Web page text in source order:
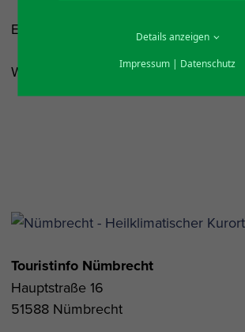
E-Mail: hp.bubenzer@t-online.de
Website: www.bürgerbus-nümbrecht.de
Touristinfo Nümbrecht
Hauptstraße 16
51588 Nümbrecht
Details anzeigen
Impressum| Datenschutz